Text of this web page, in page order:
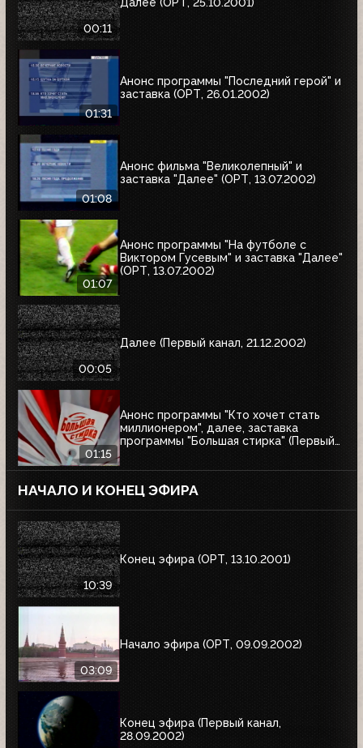
00:11
01:31
Анонс программы "Последний герой" и
заставка (ОРТ, 26.01.2002)
01:08
Анонс фильма "Великолепный" и
заставка "Далее" (ОРТ, 13.07.2002)
01:07
Анонс программы "На футболе с
Виктором Гусевым" и заставка "Далее"
(ОРТ, 13.07.2002)
00:05
Далее (Первый канал, 21.12.2002)
01:15
Анонс программы "Кто хочет стать
миллионером", далее, заставка
программы "Большая стирка" (Первый
НАЧАЛО И КОНЕЦ ЭФИРА
10:39
Конец эфира (ОРТ, 13.10.2001)
03:09
Начало эфира (ОРТ, 09.09.2002)
Конец эфира (Первый канал,
28.09.2002)